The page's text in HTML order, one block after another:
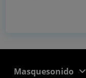
Masquesonido